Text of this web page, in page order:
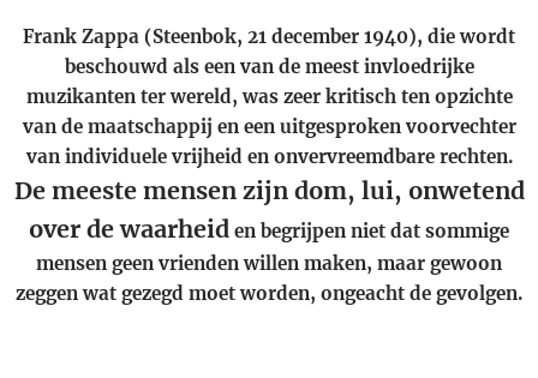
Frank Zappa (Steenbok, 21 december 1940), die wordt
beschouwd als een van de meest invloedrijke
muzikanten ter wereld, was zeer kritisch ten opzichte
van de maatschappij en een uitgesproken voorvechter
van individuele vrijheid en onvervreemdbare rechten.
De meeste mensen zijn dom, lui, onwetend
over de waarheid en begrijpen niet dat sommige
mensen geen vrienden willen maken, maar gewoon
zeggen wat gezegd moet worden, ongeacht de gevolgen.